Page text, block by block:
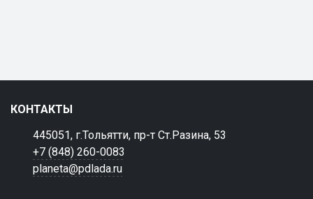
КОНТАКТЫ
445051, г.Тольятти, пр-т Ст.Разина, 53
+7 (848) 260-0083
planeta@pdlada.ru